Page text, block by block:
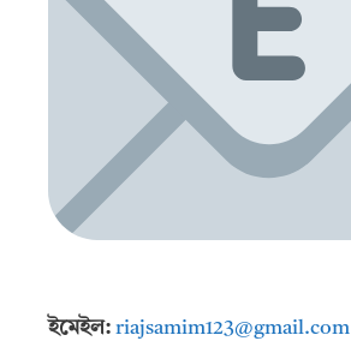
ইমেইল: riajsamim123@gmail.com